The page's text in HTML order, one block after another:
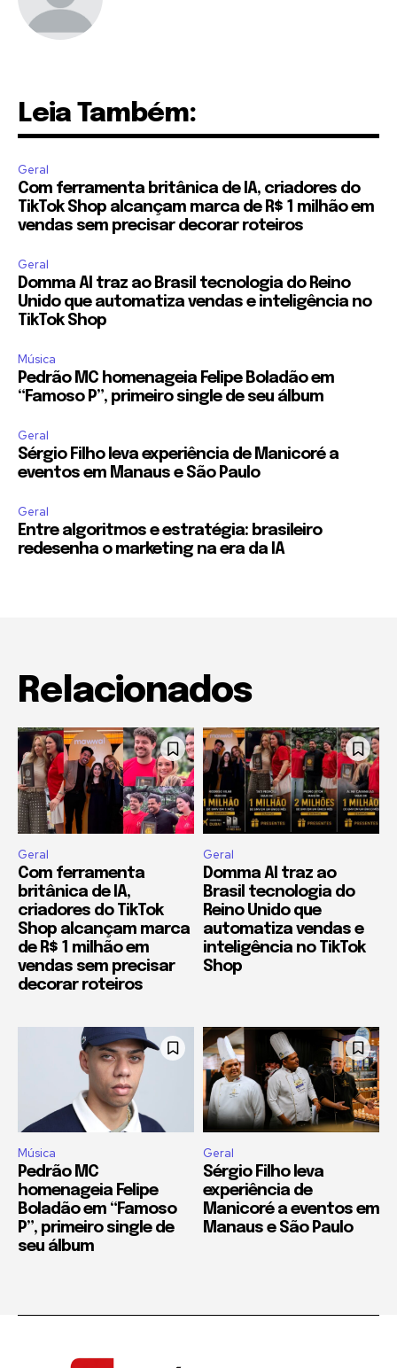
Leia Também:
Geral
Com ferramenta britânica de IA, criadores do
TikTok Shop alcançam marca de R$ 1 milhão em
vendas sem precisar decorar roteiros
Geral
Domma AI traz ao Brasil tecnologia do Reino
Unido que automatiza vendas e inteligência no
TikTok Shop
Música
Pedrão MC homenageia Felipe Boladão em
“Famoso P”, primeiro single de seu álbum
Geral
Sérgio Filho leva experiência de Manicoré a
eventos em Manaus e São Paulo
Geral
Entre algoritmos e estratégia: brasileiro
redesenha o marketing na era da IA
Relacionados
Geral
Com ferramenta
britânica de IA,
criadores do TikTok
Shop alcançam marca
de R$ 1 milhão em
vendas sem precisar
decorar roteiros
Geral
Domma AI traz ao
Brasil tecnologia do
Reino Unido que
automatiza vendas e
inteligência no TikTok
Shop
Música
Pedrão MC
homenageia Felipe
Boladão em “Famoso
P”, primeiro single de
seu álbum
Geral
Sérgio Filho leva
experiência de
Manicoré a eventos em
Manaus e São Paulo